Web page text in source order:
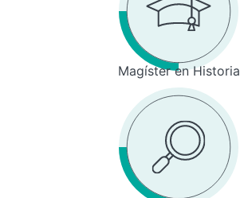
Magíster en Historia